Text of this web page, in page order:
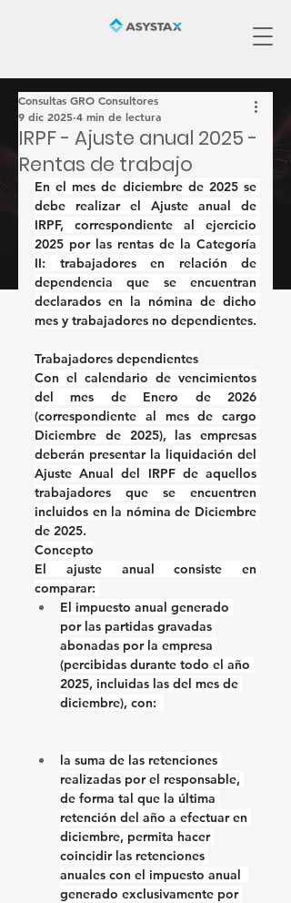
IRPF - Ajuste anual 2025 -
Rentas de trabajo
Consultas GRO Consultores
9 dic 2025 4 min de lectura
En el mes de diciembre de 2025 se
debe realizar el Ajuste anual de
IRPF, correspondiente al ejercicio
2025 por las rentas de la Categoría
II: trabajadores en relación de
dependencia que se encuentran
declarados en la nómina de dicho
mes y trabajadores no dependientes.
Trabajadores dependientes
Con el calendario de vencimientos
del mes de Enero de 2026
(correspondiente al mes de cargo
Diciembre de 2025), las empresas
deberán presentar la liquidación del
Ajuste Anual del IRPF de aquellos
trabajadores que se encuentren
incluidos en la nómina de Diciembre
de 2025.
Concepto
El ajuste anual consiste en
comparar:
El impuesto anual generado
por las partidas gravadas
abonadas por la empresa
(percibidas durante todo el año
2025, incluidas las del mes de
diciembre), con:
la suma de las retenciones
realizadas por el responsable,
de forma tal que la última
retención del año a efectuar en
diciembre, permita hacer
coincidir las retenciones
anuales con el impuesto anual
generado exclusivamente por